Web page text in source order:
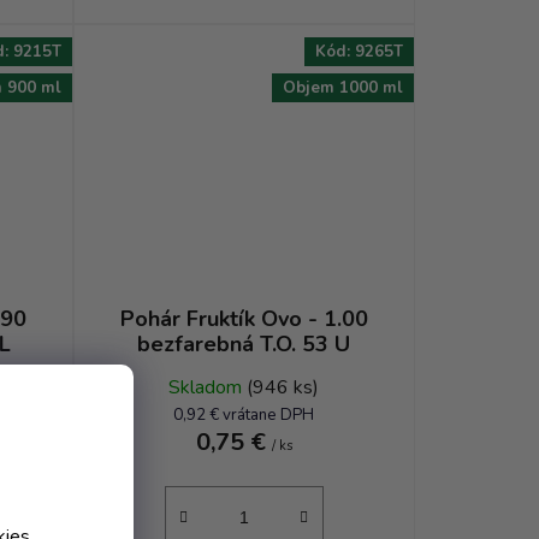
900 ml
9215T
Pohár Fruktík Ovo - 1.00
bezfarebná T.O. 53 U
Skladom (946 ks)
0,92 € vrátane DPH
0,75 € / ks
Objem 1000 ml
Kód: 9265T